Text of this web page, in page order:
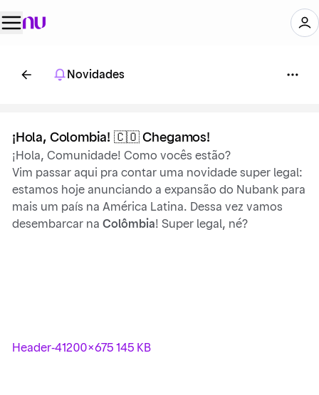
Novidades
¡Hola, Colombia! 🇨🇴 Chegamos!
¡Hola, Comunidade! Como vocês estão?
Vim passar aqui pra contar uma novidade super legal:
estamos hoje anunciando a expansão do Nubank para
mais um país na América Latina. Dessa vez vamos
desembarcar na Colômbia! Super legal, né?
Header-41200×675 145 KB